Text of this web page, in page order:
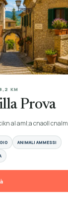
KM
Prova
al aml;a cnaoll cnalm
ANIMALI AMMESSI